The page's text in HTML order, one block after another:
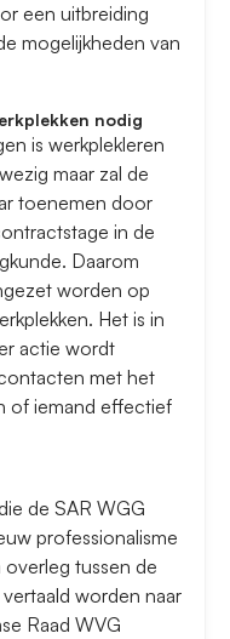
een uitbreiding
mogelijkheden van
nodig
is werkplekleren
maar zal de
toenemen door
in de
Daarom
worden op
Het is in
actie wordt
met het
of iemand effectief
de SAR WGG
professionalisme
overleg tussen de
worden naar
Raad WVG